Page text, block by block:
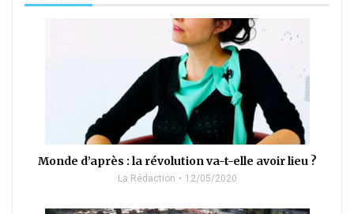
Monde d’après : la révolution va-t-elle avoir lieu ?
La Rédaction 12/05/2020